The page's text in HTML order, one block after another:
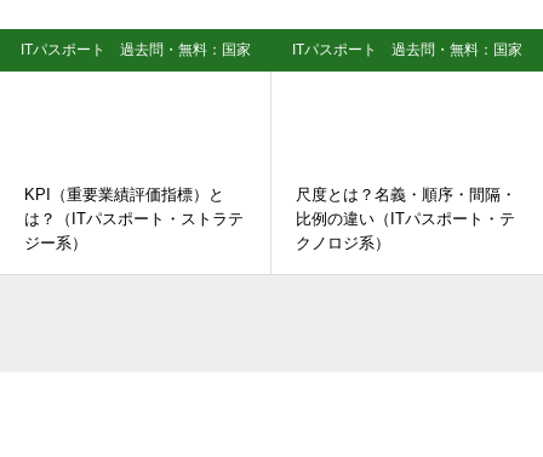
ITパスポート 過去問・無料：国家
KPI（重要業績評価指標）と
は？（ITパスポート・ストラテ
ジー系）
ITパスポート 過去問・無料：国家
尺度とは？名義・順序・間隔・
比例の違い（ITパスポート・テ
クノロジ系）